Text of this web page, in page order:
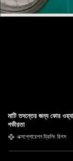
মাটি তদন্তের জন্য কোর
গভীরতা
এক্সপ্লোরেশন ড্রিলিং রিগস